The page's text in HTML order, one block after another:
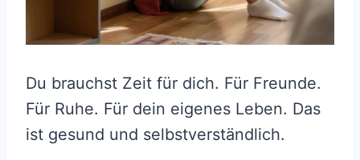
Du brauchst Zeit für dich. Für Freunde.
Für Ruhe. Für dein eigenes Leben. Das
ist gesund und selbstverständlich.